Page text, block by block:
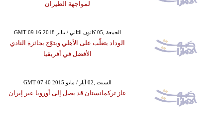
لمواجهة الطيران
GMT 09:16 2018 الجمعة ,05 كانون الثاني / يناير
الوداد يتغلّب على الأهلي ويتوّج بجائزة النادي
الأفضل في أفريقيا
GMT 07:40 2015 السبت ,02 أيار / مايو
غاز تركمانستان قد يصل إلى أوروبا عبر إيران